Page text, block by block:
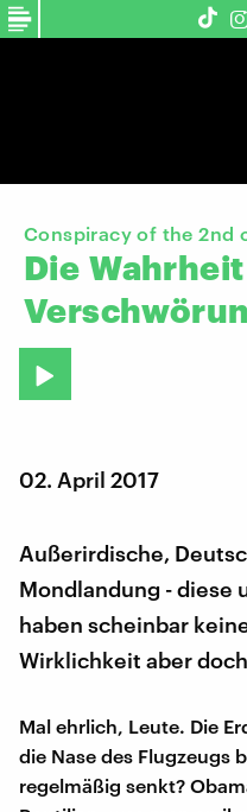
Conspiracy of the 2nd
Die Wahrheit
02. April 2017
Außerirdische,
Mondlandung - diese
haben scheinbar
Wirklichkeit aber
Mal ehrlich, Leute. Die
die Nase des Flugzeugs
regelmäßig senkt?